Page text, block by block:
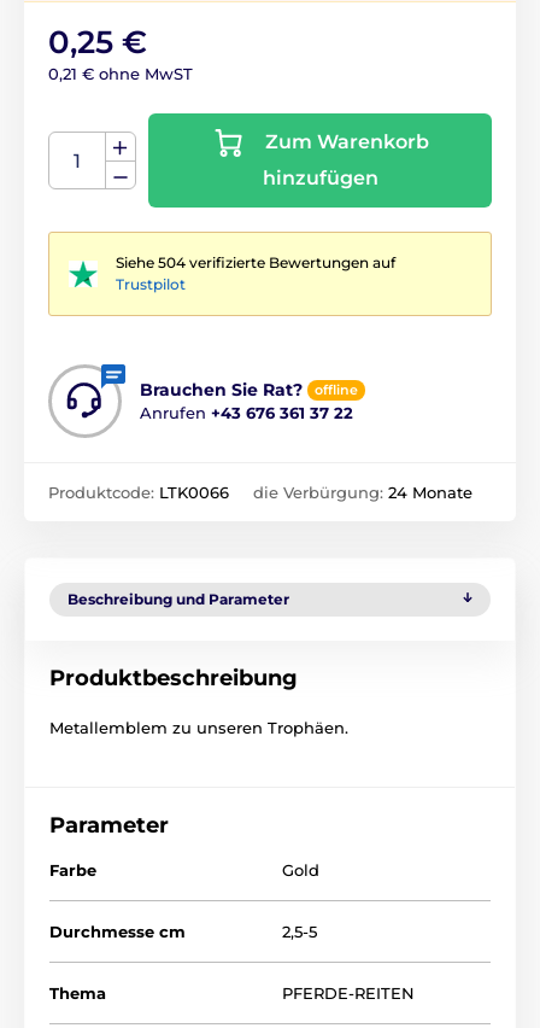
0,25 €
0,21 € ohne MwST
Zum Warenkorb
hinzufügen
Siehe 504 verifizierte Bewertungen auf
Trustpilot
Brauchen Sie Rat? offline
Anrufen +43 676 361 37 22
Produktcode: LTK0066 die Verbürgung: 24 Monate
Beschreibung und Parameter
Produktbeschreibung
Metallemblem zu unseren Trophäen.
Parameter
Farbe Gold
Durchmesse cm 2,5-5
Thema PFERDE-REITEN